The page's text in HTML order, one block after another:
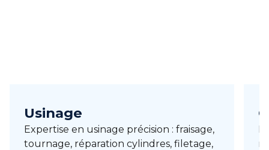
Usinage
Expertise en usinage précision : fraisage,
tournage, réparation cylindres, filetage,